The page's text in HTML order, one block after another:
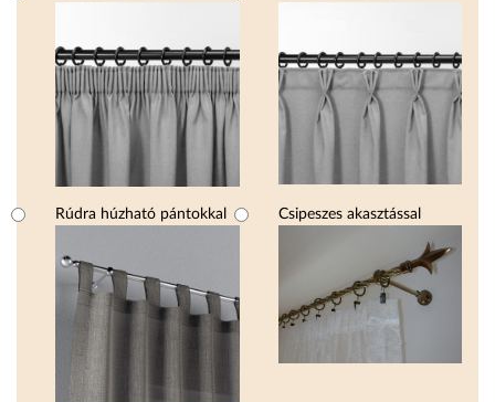
Rúdra húzható pántokkal Csipeszes akasztással